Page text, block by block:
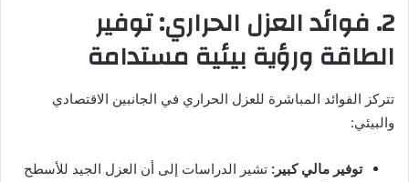
2. فوائد العزل الحراري: توفير
الطاقة ورؤية بيئية مستدامة
تتركز الفوائد المباشرة للعزل الحراري في الجانبين الاقتصادي
والبيئي:
توفير مالي كبير: تشير الدراسات إلى أن العزل الجيد للأسطح